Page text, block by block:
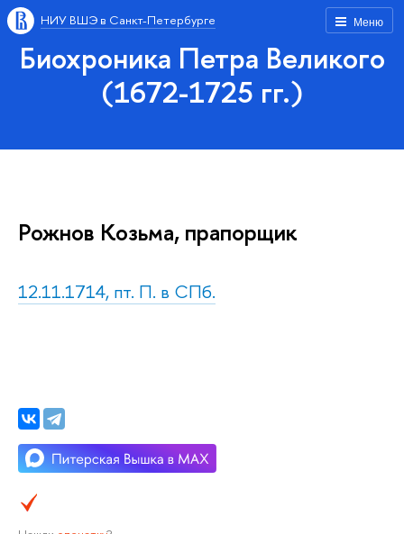
Меню
НИУ ВШЭ в Санкт-Петербурге
Биохроника Петра Великого
(1672-1725 гг.)
Рожнов Козьма, прапорщик
12.11.1714, пт. П. в СПб.